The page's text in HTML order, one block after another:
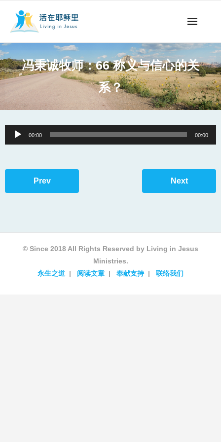
视听节目
阅读文章
永生之道
其他语言
冯秉诚牧师：66 称义与信心的关
系？
Audio
Player
00:00 00:00
Prev Next
© Since 2018 All Rights Reserved by Living in Jesus
Ministries.
永生之道
阅读文章 奉献支持 联络我们